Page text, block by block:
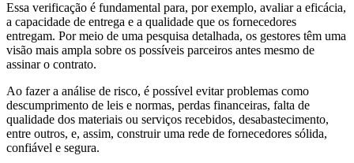
Essa verificação é fundamental para, por exemplo, avaliar a eficácia,
a capacidade de entrega e a qualidade que os fornecedores
entregam. Por meio de uma pesquisa detalhada, os gestores têm uma
visão mais ampla sobre os possíveis parceiros antes mesmo de
assinar o contrato.
Ao fazer a análise de risco, é possível evitar problemas como
descumprimento de leis e normas, perdas financeiras, falta de
qualidade dos materiais ou serviços recebidos, desabastecimento,
entre outros, e, assim, construir uma rede de fornecedores sólida,
confiável e segura.